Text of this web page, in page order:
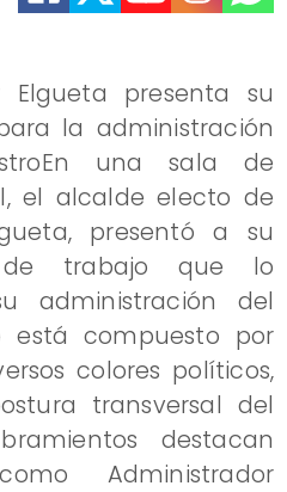
Elgueta presenta su
la administración
una sala de
el alcalde electo de
presentó a su
de trabajo que lo
administración del
está compuesto por
colores políticos,
transversal del
destacan
Administrador